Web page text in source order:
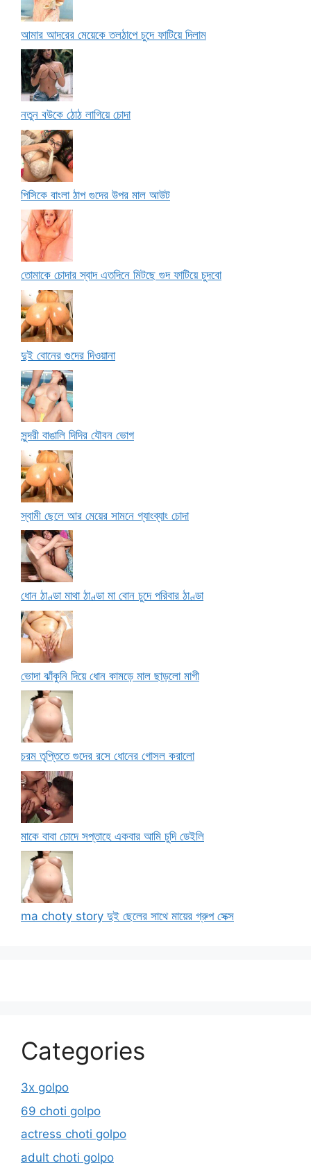
আমার আদরের মেয়েকে তলঠাপে চুদে ফাটিয়ে দিলাম
নতুন বউকে ঠোঠ লাগিয়ে চোদা
পিসিকে বাংলা ঠাপ গুদের উপর মাল আউট
তোমাকে চোদার স্বাদ এতদিনে মিটছে গুদ ফাটিয়ে চুদবো
দুই বোনের গুদের দিওয়ানা
সুন্দরী বাঙালি দিদির যৌবন ভোগ
স্বামী ছেলে আর মেয়ের সামনে গ্যাংব্যাং চোদা
ধোন ঠাণ্ডা মাথা ঠাণ্ডা মা বোন চুদে পরিবার ঠাণ্ডা
ভোদা ঝাঁকুনি দিয়ে ধোন কামড়ে মাল ছাড়লো মাগী
চরম তৃপ্তিতে গুদের রসে ধোনের গোসল করালো
মাকে বাবা চোদে সপ্তাহে একবার আমি চুদি ডেইলি
ma choty story দুই ছেলের সাথে মায়ের গ্রুপ সেক্স
Categories
3x golpo
69 choti golpo
actress choti golpo
adult choti golpo